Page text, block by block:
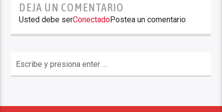
DEJA UN COMENTARIO
Usted debe serConectadoPostea un comentario